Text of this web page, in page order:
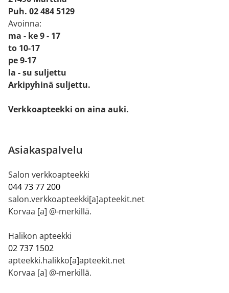
Puh. 02 484 5129
Avoinna:
ma - ke 9 - 17
to 10-17
pe 9-17
la - su suljettu
Arkipyhinä suljettu.
Verkkoapteekki on aina auki.
Asiakaspalvelu
Salon verkkoapteekki
044 73 77 200
salon.verkkoapteekki[a]apteekit.net
Korvaa [a] @-merkillä.
Halikon apteekki
02 737 1502
apteekki.halikko[a]apteekit.net
Korvaa [a] @-merkillä.